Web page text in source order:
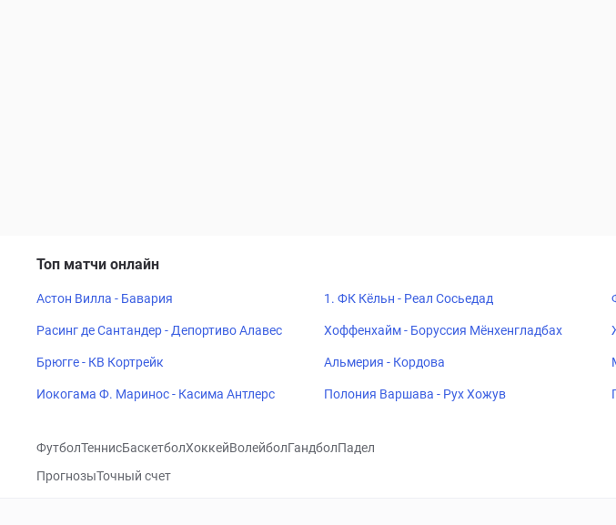
Топ матчи онлайн
Астон Вилла - Бавария 1. ФК Кёльн - Реал Сосьедад
Расинг де Сантандер - Депортиво Алавес Хоффенхайм - Боруссия Мёнхенгладбах
Брюгге - КВ Кортрейк Альмерия - Кордова
Иокогама Ф. Маринос - Касима Антлерс Полония Варшава - Рух Хожув
ФутболТеннисБаскетболХоккейВолейболГандболПадел
ПрогнозыТочный счет